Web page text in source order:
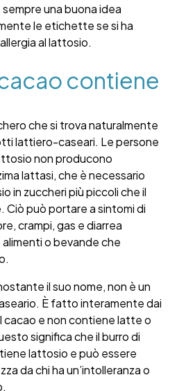
una buona idea
le etichette se si ha
al lattosio.
contiene
che si trova naturalmente
lattiero-caseari. Le persone
non producono
lattasi, che è necessario
in zuccheri più piccoli che il
Ciò può portare a sintomi di
crampi, gas e diarrea
o bevande che
il suo nome, non è un
È fatto interamente dai
cacao e non contiene latte o
significa che il burro di
lattosio e può essere
da chi ha un’intolleranza o